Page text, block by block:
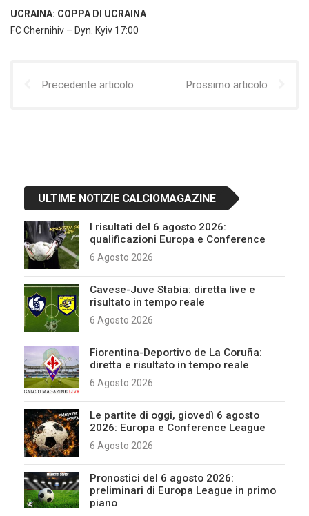
UCRAINA: COPPA DI UCRAINA
FC Chernihiv – Dyn. Kyiv 17:00
Precedente articolo Prossimo articolo
ULTIME NOTIZIE CALCIOMAGAZINE
I risultati del 6 agosto 2026:
qualificazioni Europa e Conference
6 Agosto 2026
Cavese-Juve Stabia: diretta live e
risultato in tempo reale
6 Agosto 2026
Fiorentina-Deportivo de La Coruña:
diretta e risultato in tempo reale
6 Agosto 2026
Le partite di oggi, giovedì 6 agosto
2026: Europa e Conference League
6 Agosto 2026
Pronostici del 6 agosto 2026:
preliminari di Europa League in primo
piano